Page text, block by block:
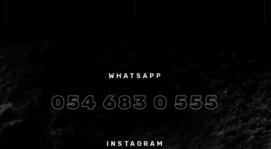
WHATSAPP
054 683 0 555
INSTAGRAM